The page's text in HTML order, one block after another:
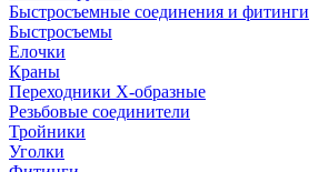
Быстросъемные соединения и фитинги
Быстросъемы
Елочки
Краны
Переходники Х-образные
Резьбовые соединители
Тройники
Уголки